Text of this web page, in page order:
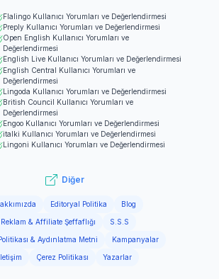
Flalingo Kullanıcı Yorumları ve Değerlendirmesi
Preply Kullanıcı Yorumları ve Değerlendirmesi
Open English Kullanıcı Yorumları ve
Değerlendirmesi
English Live Kullanıcı Yorumları ve Değerlendirmesi
English Central Kullanıcı Yorumları ve
Değerlendirmesi
Lingoda Kullanıcı Yorumları ve Değerlendirmesi
British Council Kullanıcı Yorumları ve
Değerlendirmesi
Engoo Kullanıcı Yorumları ve Değerlendirmesi
italki Kullanıcı Yorumları ve Değerlendirmesi
Lingoni Kullanıcı Yorumları ve Değerlendirmesi
Diğer
Editoryal Politika Blog
Reklam & Affiliate Şeffaflığı S.S.S
& Aydınlatma Metni Kampanyalar
Çerez Politikası Yazarlar